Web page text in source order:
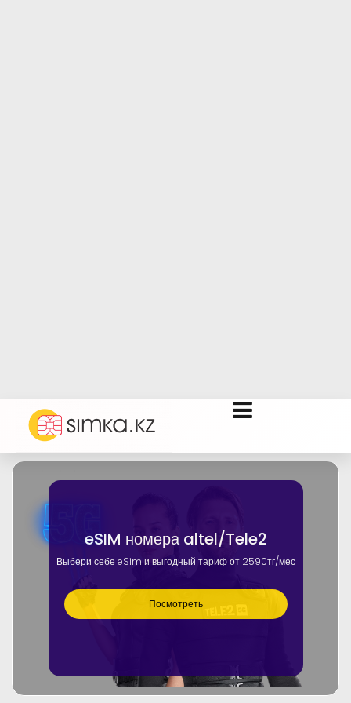
eSIM номера altel/Tele2
Выбери себе eSim и выгодный тариф от 2590тг/мес
Посмотреть